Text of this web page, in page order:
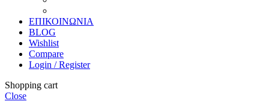
ΕΠΙΚΟΙΝΩΝΙΑ
BLOG
Wishlist
Compare
Login / Register
Shopping cart
Close